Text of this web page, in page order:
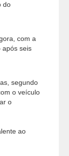
do
com a
após seis
segundo
o veículo
o
ao